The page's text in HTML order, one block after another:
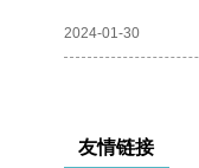
2024-01-30
友情链接